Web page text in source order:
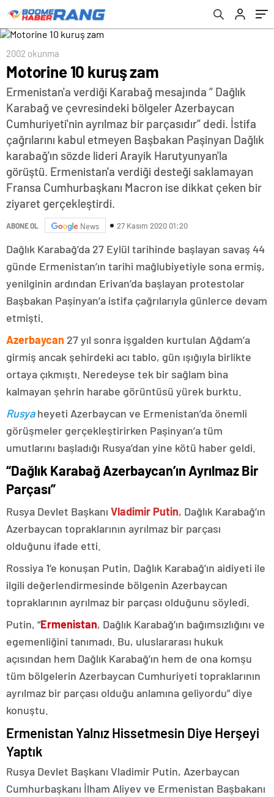
2002 okunma
Motorine 10 kuruş zam
Ermenistan'a verdiği Karabağ mesajında “ Dağlık
Karabağ ve çevresindeki bölgeler Azerbaycan
Cumhuriyeti'nin ayrılmaz bir parçasıdır” dedi. İstifa
çağrılarını kabul etmeyen Başbakan Paşinyan Dağlık
karabağ'ın sözde lideri Arayik Harutyunyan'la
görüştü. Ermenistan'a verdiği desteği saklamayan
Fransa Cumhurbaşkanı Macron ise dikkat çeken bir
ziyaret gerçekleştirdi.
ABONE OL News 27 Kasım 2020 01:20
Dağlık Karabağ’da 27 Eylül tarihinde başlayan savaş 44
günde Ermenistan’ın tarihi mağlubiyetiyle sona ermiş,
yenilginin ardından Erivan’da başlayan protestolar
Başbakan Paşinyan’a istifa çağrılarıyla günlerce devam
etmişti.
Azerbaycan 27 yıl sonra işgalden kurtulan Ağdam’a
girmiş ancak şehirdeki acı tablo, gün ışığıyla birlikte
ortaya çıkmıştı. Neredeyse tek bir sağlam bina
kalmayan şehrin harabe görüntüsü yürek burktu.
Rusyaheyeti Azerbaycan ve Ermenistan’da önemli
görüşmeler gerçekleştirirken Paşinyan’a tüm
umutlarını başladığı Rusya’dan yine kötü haber geldi.
“Dağlık Karabağ Azerbaycan’ın Ayrılmaz Bir
Parçası”
Rusya Devlet Başkanı Vladimir Putin, Dağlık Karabağ’ın
Azerbaycan topraklarının ayrılmaz bir parçası
olduğunu ifade etti.
Rossiya 1’e konuşan Putin, Dağlık Karabağ’ın aidiyeti ile
ilgili değerlendirmesinde bölgenin Azerbaycan
topraklarının ayrılmaz bir parçası olduğunu söyledi.
Putin, “Ermenistan, Dağlık Karabağ’ın bağımsızlığını ve
egemenliğini tanımadı. Bu, uluslararası hukuk
açısından hem Dağlık Karabağ’ın hem de ona komşu
tüm bölgelerin Azerbaycan Cumhuriyeti topraklarının
ayrılmaz bir parçası olduğu anlamına geliyordu” diye
konuştu.
Ermenistan Yalnız Hissetmesin Diye Herşeyi
Yaptık
Rusya Devlet Başkanı Vladimir Putin, Azerbaycan
Cumhurbaşkanı İlham Aliyev ve Ermenistan Başbakanı